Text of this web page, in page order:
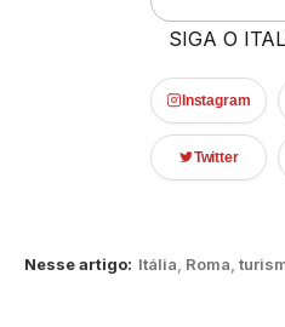
SIGA O
Instagram
Twitter
Nesse artigo: Itália Roma